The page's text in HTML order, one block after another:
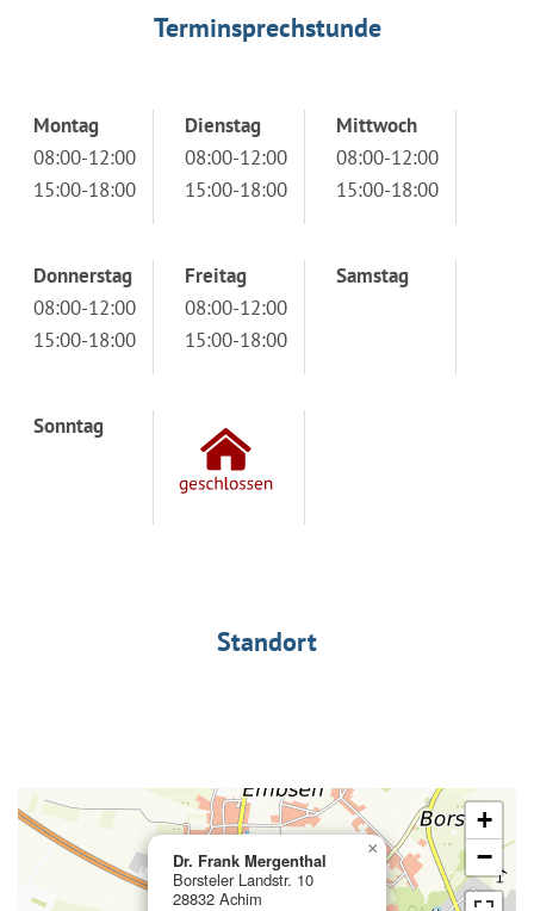
Terminsprechstunde
Montag
08:00-12:00
15:00-18:00
Dienstag
08:00-12:00
15:00-18:00
Mittwoch
08:00-12:00
15:00-18:00
Donnerstag
08:00-12:00
15:00-18:00
Freitag
08:00-12:00
15:00-18:00
Samstag
Sonntag
Standort
Dr. Frank Mergenthal
Borsteler Landstr. 10
28832 Achim
×
+
−